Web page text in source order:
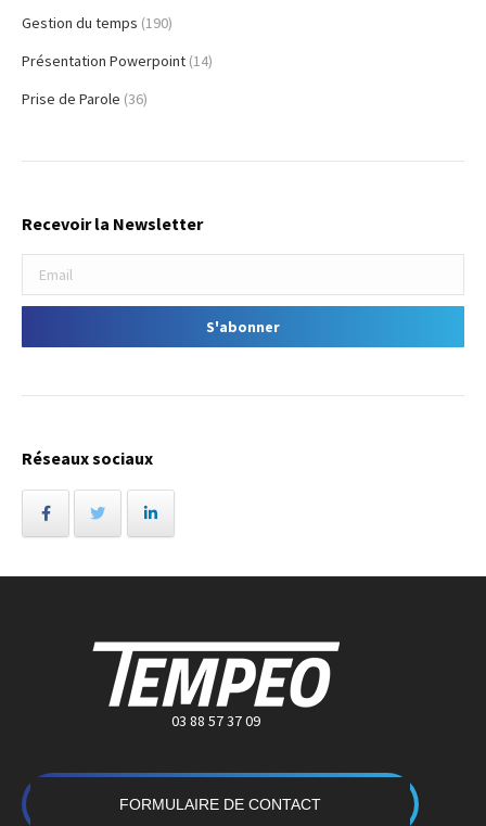
Gestion du temps (190)
Présentation Powerpoint (14)
Prise de Parole (36)
Recevoir la Newsletter
Réseaux sociaux
03 88 57 37 09
FORMULAIRE DE CONTACT